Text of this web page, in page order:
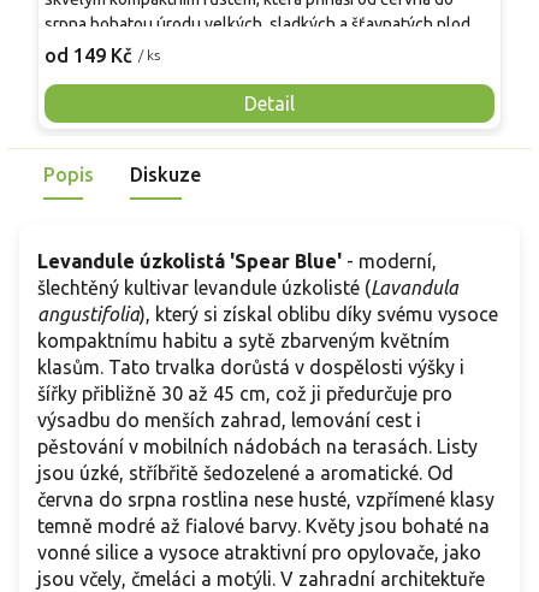
od 149 Kč / ks
Detail
srpna bohatou úrodu velkých, sladkých a šťavnatých plodů.
Pevné vzpřímené výhony tvoří elegantní habitus bez
Mrazuvzdornost do −25 °C a spolehlivá vitalita z něj dělají
skvělou volbu pro každého pěstitele.
Popis Diskuze
Levandule úzkolistá 'Spear Blue' - moderní,
šlechtěný kultivar levandule úzkolisté (Lavandula
angustifolia), který si získal oblibu díky svému vysoce
kompaktnímu habitu a sytě zbarveným květním
klasům. Tato trvalka dorůstá v dospělosti výšky i
šířky přibližně 30 až 45 cm, což ji předurčuje pro
výsadbu do menších zahrad, lemování cest i
pěstování v mobilních nádobách na terasách. Listy
jsou úzké, stříbřitě šedozelené a aromatické. Od
června do srpna rostlina nese husté, vzpřímené klasy
temně modré až fialové barvy. Květy jsou bohaté na
vonné silice a vysoce atraktivní pro opylovače, jako
jsou včely, čmeláci a motýli. V zahradní architektuře